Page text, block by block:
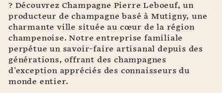
? Découvrez Champagne Pierre Leboeuf, un
producteur de champagne basé à Mutigny, une
charmante ville située au cœur de la région
champenoise. Notre entreprise familiale
perpétue un savoir-faire artisanal depuis des
générations, offrant des champagnes
d'exception appréciés des connaisseurs du
monde entier.